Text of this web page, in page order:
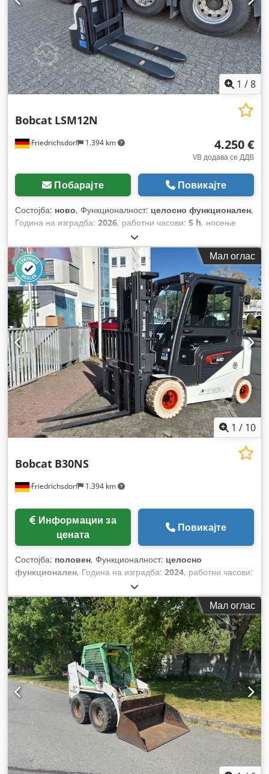
1 /8
Friedrichsdorf 1.394 km
Bobcat LSM12N
4.250 €
VB додава се ДДВ
Побарајте Повикајте
Состојба: ново, Функционалност: целосно функционален,
Година на изградба: 2026, работни часови: 5 h, носење
, висина на подигнување:
на гориво:електричен, тип на јарбол:дуплекс, градежна
височина:2.150 мм , должина на вилушките: 1.150 мм
празна тежина:585 кг, вкупна должина:1.710 мм, тип на
погон:Elektro, градежна ширина:800 мм,
Мал оглас
1 / 10
Friedrichsdorf 1.394 km
Bobcat B30NS
цената
Повикајте
Состојба: половен, Функционалност: целосно
функционален, Година на изградба: 2024, работни часови:
3.000 кг
4.710 мм, слободно подигање:1.475 мм, тип на гориво:
електричен, тип на јарбол:триплекс, градежна височина:
2.145 мм, моќ:16 kW (21,75 коњски сили), ширина на
вилушкарската рамка:1.116 мм, должина на вилушките:
1.200 мм, празна тежина:4.850 кг, вкупна должина:2.520
мм, тип на погон:Elektro, градежна ширина:1.244 мм ,
Мал оглас